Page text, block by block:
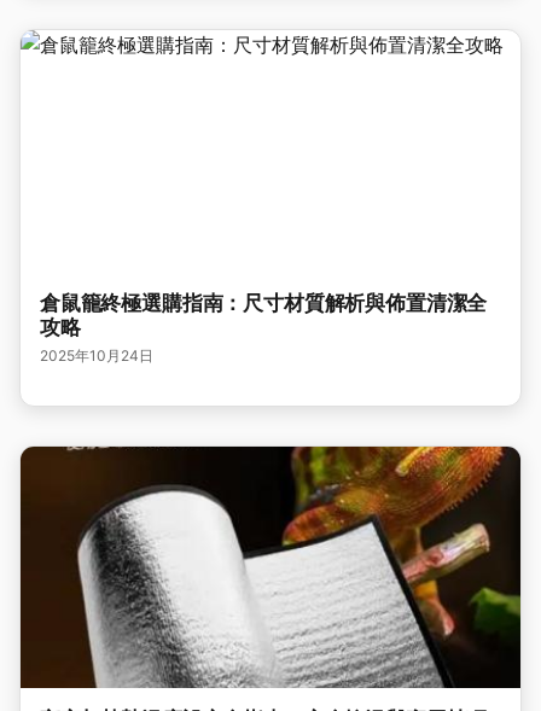
倉鼠籠終極選購指南：尺寸材質解析與佈置清潔全
攻略
2025年10月24日